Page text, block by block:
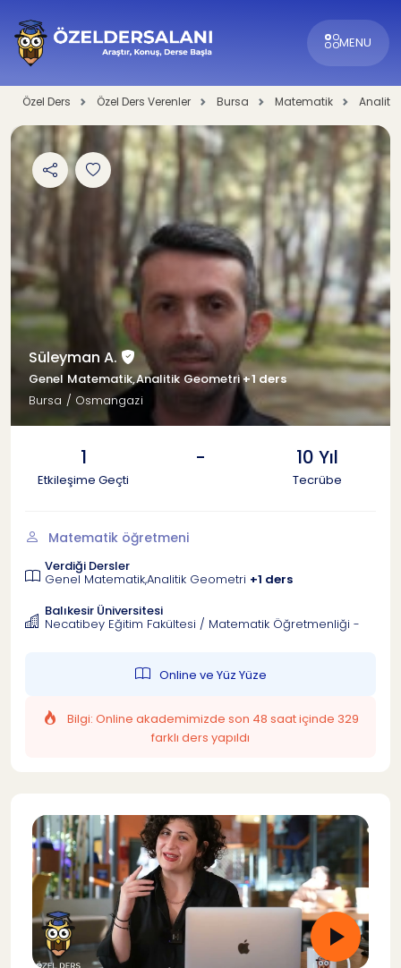
MENU
Özel Ders Özel Ders Verenler Bursa Matematik
Süleyman A.
Genel Matematik,Analitik Geometri+1 ders
Bursa / Osmangazi
1
Etkileşime Geçti
- 10 Yıl
Tecrübe
Matematik öğretmeni
Verdiği Dersler
Genel Matematik,Analitik Geometri +1 ders
Balıkesir Üniversitesi
Necatibey Eğitim Fakültesi / Matematik Öğretmenliği -
Online ve Yüz Yüze
Bilgi: Online akademimizde son 48 saat içinde 329
farklı ders yapıldı